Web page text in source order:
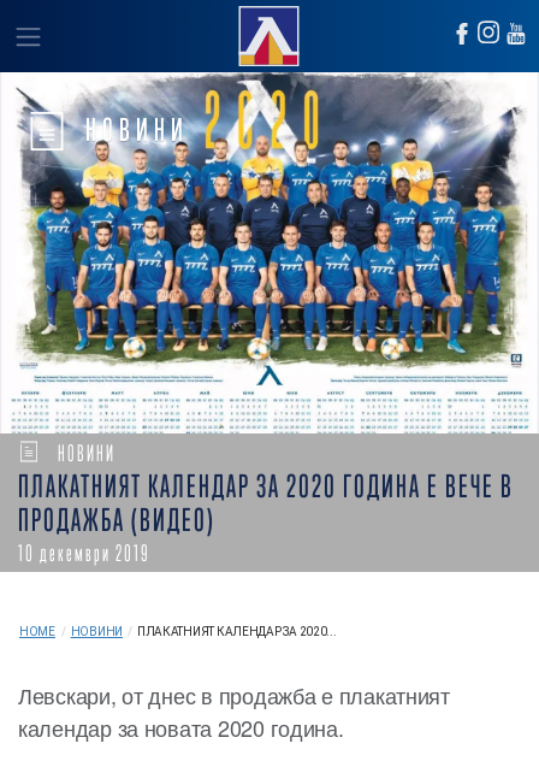
НОВИНИ
НОВИНИ
ПЛАКАТНИЯТ КАЛЕНДАР ЗА 2020 ГОДИНА Е ВЕЧЕ В
ПРОДАЖБА (ВИДЕО)
10 декември 2019
HOME / НОВИНИ / ПЛАКАТНИЯТ КАЛЕНДАР ЗА 2020...
Левскари, от днес в продажба е плакатният
календар за новата 2020 година.